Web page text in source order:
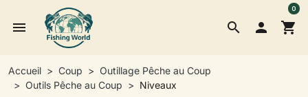
search
menu  shopping_cart
0
Accueil Coup
Outillage Pêche au Coup
Outils Pêche au Coup
Niveaux